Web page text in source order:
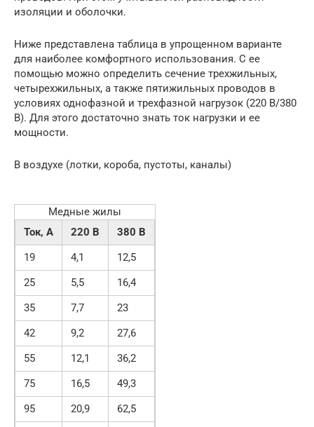
изоляции и оболочки.
Ниже представлена таблица в упрощенном варианте
для наиболее комфортного использования. С ее
помощью можно определить сечение трехжильных,
четырехжильных, а также пятижильных проводов в
условиях однофазной и трехфазной нагрузок (220 В/380
В). Для этого достаточно знать ток нагрузки и ее
мощности.
В воздухе (лотки, короба, пустоты, каналы)
Медные жилы
Ток, А
220 В
380 В
19
4,1
12,5
25
5,5
16,4
35
7,7
23
42
9,2
27,6
55
12,1
36,2
75
16,5
49,3
95
20,9
62,5